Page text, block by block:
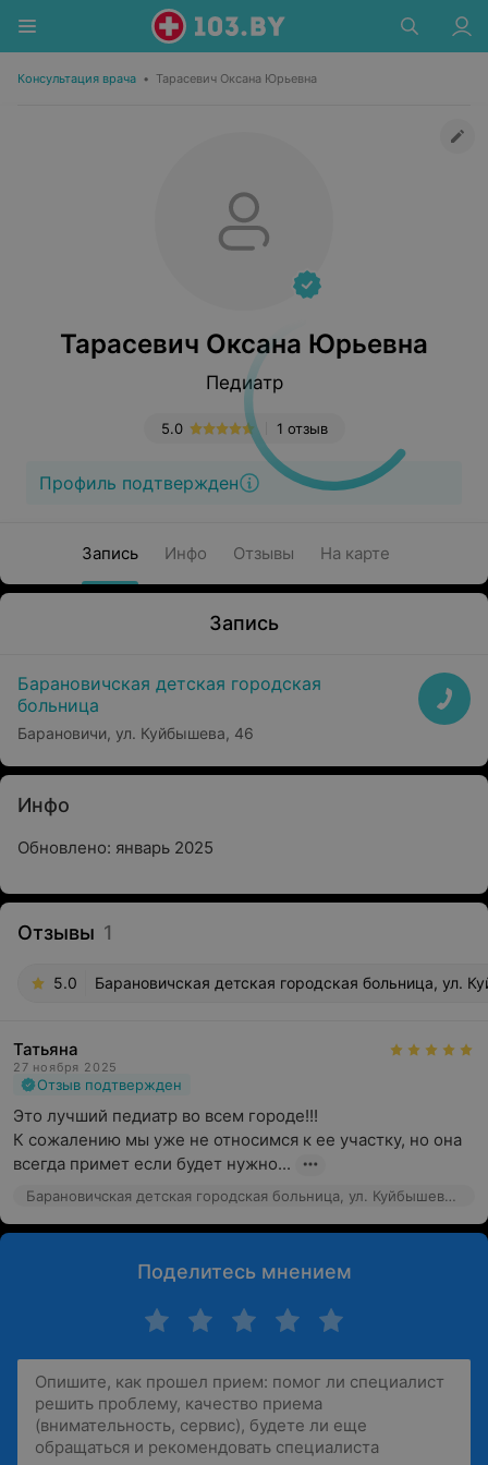
Консультация врача • Тарасевич Оксана Юрьевна
Тарасевич Оксана Юрьевна
Педиатр
1 отзыв
5.0
Профиль подтвержден
Запись Инфо Отзывы На карте
Запись
Барановичская детская городская
больница
Барановичи, ул. Куйбышева, 46
Инфо
Обновлено: январь 2025
Отзывы 1
5.0 Барановичская детская городская больница, ул.
Татьяна
27 ноября 2025
Отзыв подтвержден
Это лучший педиатр во всем городе!!!
К сожалению мы уже не относимся к ее участку, но она
всегда примет если будет нужно...
Барановичская детская городская больница, ул. Куйбышева, 46
Поделитесь мнением